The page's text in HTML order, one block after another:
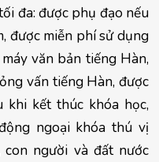
đa: được phụ đạo nếu
được miễn phí sử dụng
văn bản tiếng Hàn,
vấn tiếng Hàn, được
khi kết thúc khóa học,
ngoại khóa thú vị
người và đất nước